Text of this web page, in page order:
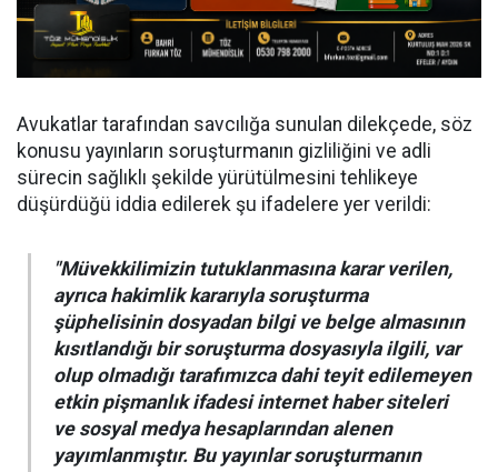
Avukatlar tarafından savcılığa sunulan dilekçede, söz
konusu yayınların soruşturmanın gizliliğini ve adli
sürecin sağlıklı şekilde yürütülmesini tehlikeye
düşürdüğü iddia edilerek şu ifadelere yer verildi:
"Müvekkilimizin tutuklanmasına karar verilen,
ayrıca hakimlik kararıyla soruşturma
şüphelisinin dosyadan bilgi ve belge almasının
kısıtlandığı bir soruşturma dosyasıyla ilgili, var
olup olmadığı tarafımızca dahi teyit edilemeyen
etkin pişmanlık ifadesi internet haber siteleri
ve sosyal medya hesaplarından alenen
yayımlanmıştır. Bu yayınlar soruşturmanın